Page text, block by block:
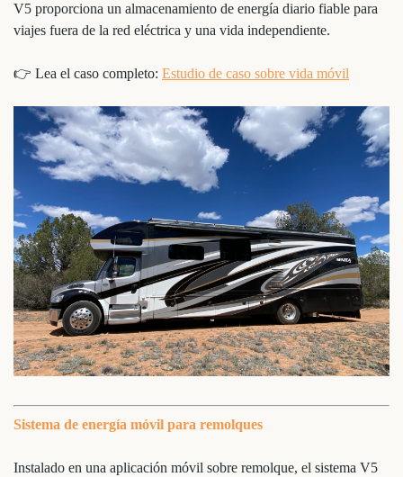
V5 proporciona un almacenamiento de energía diario fiable para
viajes fuera de la red eléctrica y una vida independiente.
👉 Lea el caso completo: Estudio de caso sobre vida móvil
Sistema de energía móvil para remolques
Instalado en una aplicación móvil sobre remolque, el sistema V5